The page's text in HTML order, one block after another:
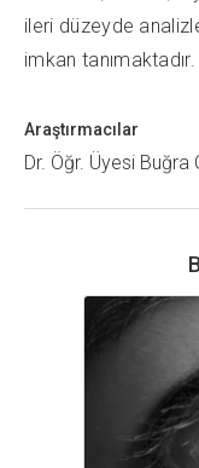
ileri düzeyde
imkan tanımaktadır.
Araştırmacılar
Dr. Öğr. Üyesi Buğra